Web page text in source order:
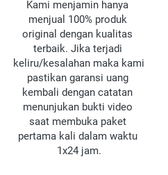
Kami menjamin hanya
menjual 100% produk
original dengan kualitas
terbaik. Jika terjadi
keliru/kesalahan maka kami
pastikan garansi uang
kembali dengan catatan
menunjukan bukti video
saat membuka paket
pertama kali dalam waktu
1x24 jam.